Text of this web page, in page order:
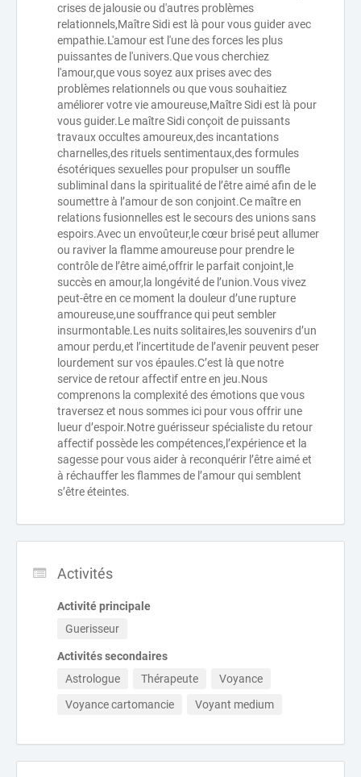
crises de jalousie ou d'autres problèmes
relationnels,Maître Sidi est là pour vous guider avec
empathie.L'amour est l'une des forces les plus
puissantes de l'univers.Que vous cherchiez
l'amour,que vous soyez aux prises avec des
problèmes relationnels ou que vous souhaitiez
améliorer votre vie amoureuse,Maître Sidi est là pour
vous guider.Le maître Sidi conçoit de puissants
travaux occultes amoureux,des incantations
charnelles,des rituels sentimentaux,des formules
ésotériques sexuelles pour propulser un souffle
subliminal dans la spiritualité de l’être aimé afin de le
soumettre à l’amour de son conjoint.Ce maître en
relations fusionnelles est le secours des unions sans
espoirs.Avec un envoûteur,le cœur brisé peut allumer
ou raviver la flamme amoureuse pour prendre le
contrôle de l’être aimé,offrir le parfait conjoint,le
succès en amour,la longévité de l’union.Vous vivez
peut-être en ce moment la douleur d’une rupture
amoureuse,une souffrance qui peut sembler
insurmontable.Les nuits solitaires,les souvenirs d’un
amour perdu,et l’incertitude de l’avenir peuvent peser
lourdement sur vos épaules.C’est là que notre
service de retour affectif entre en jeu.Nous
comprenons la complexité des émotions que vous
traversez et nous sommes ici pour vous offrir une
lueur d’espoir.Notre guérisseur spécialiste du retour
affectif possède les compétences,l’expérience et la
sagesse pour vous aider à reconquérir l’être aimé et
à réchauffer les flammes de l’amour qui semblent
s’être éteintes.
Activités
Activité principale
Guerisseur
Activités secondaires
Astrologue
Thérapeute
Voyance
Voyance cartomancie
Voyant medium